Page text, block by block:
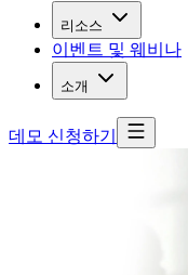
리소스
이벤트 및 웨비나
소개
데모 신청하기